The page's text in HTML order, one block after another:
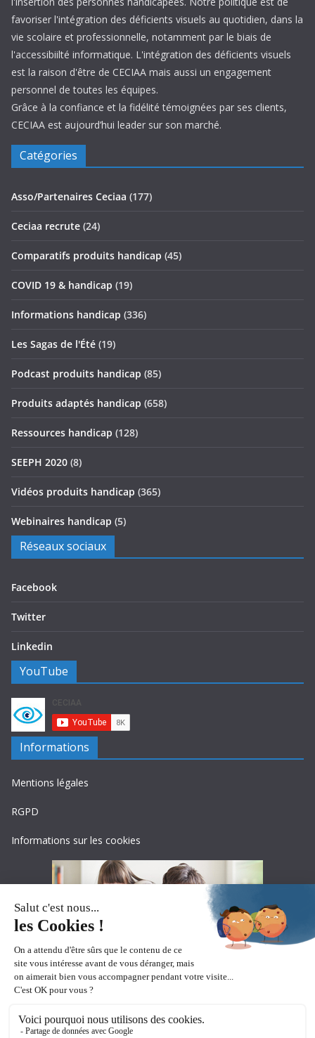
favoriser l'intégration des déficients visuels au quotidien, dans la
vie scolaire et professionnelle, notamment par le biais de
l'accessibiilté informatique. L'intégration des déficients visuels
est la raison d'être de CECIAA mais aussi un engagement
personnel de toutes les équipes.
Grâce à la confiance et la fidélité témoignées par ses clients,
CECIAA est aujourd’hui leader sur son marché.
Catégories
Asso/Partenaires Ceciaa (177)
Ceciaa recrute (24)
Comparatifs produits handicap (45)
COVID 19 & handicap (19)
Informations handicap (336)
Les Sagas de l'Été (19)
Podcast produits handicap (85)
Produits adaptés handicap (658)
Ressources handicap (128)
SEEPH 2020 (8)
Vidéos produits handicap (365)
Webinaires handicap (5)
Réseaux sociaux
Facebook
Twitter
Linkedin
YouTube
Informations
Mentions légales
RGPD
Informations sur les cookies